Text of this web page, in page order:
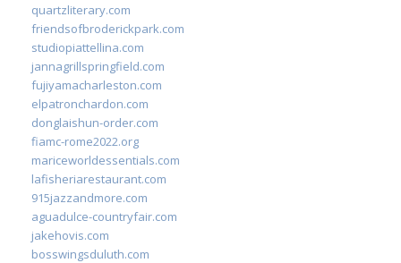
quartzliterary.com
friendsofbroderickpark.com
studiopiattellina.com
jannagrillspringfield.com
fujiyamacharleston.com
elpatronchardon.com
donglaishun-order.com
fiamc-rome2022.org
mariceworldessentials.com
lafisheriarestaurant.com
915jazzandmore.com
aguadulce-countryfair.com
jakehovis.com
bosswingsduluth.com